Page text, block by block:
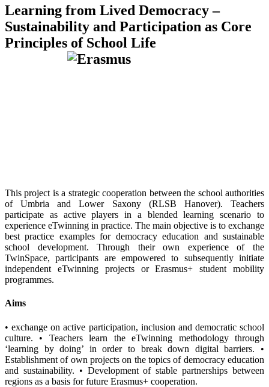
Learning from Lived Democracy –
Sustainability and Participation as Core
Principles of School Life
This project is a strategic cooperation between the school authorities
of Umbria and Lower Saxony (RLSB Hanover). Teachers
participate as active players in a blended learning scenario to
experience eTwinning in practice. The main objective is to exchange
best practice examples for democracy education and sustainable
school development. Through their own experience of the
TwinSpace, participants are empowered to subsequently initiate
independent eTwinning projects or Erasmus+ student mobility
programmes.
Aims
• exchange on active participation, inclusion and democratic school
culture. • Teachers learn the eTwinning methodology through
‘learning by doing’ in order to break down digital barriers. •
Establishment of own projects on the topics of democracy education
and sustainability. • Development of stable partnerships between
regions as a basis for future Erasmus+ cooperation.